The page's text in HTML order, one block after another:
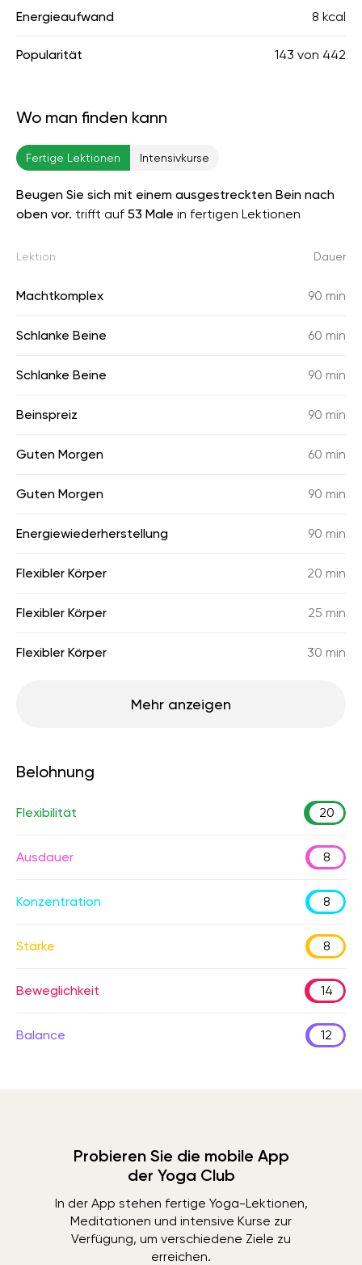
Energieaufwand 8 kcal
Popularität 143 von 442
Wo man finden kann
Fertige Lektionen Intensivkurse
Beugen Sie sich mit einem ausgestreckten Bein nach
oben vor. trifft auf 53 Male in fertigen Lektionen
Lektion Dauer
Machtkomplex 90 min
Schlanke Beine 60 min
Schlanke Beine 90 min
Beinspreiz 90 min
Guten Morgen 60 min
Guten Morgen 90 min
Energiewiederherstellung 90 min
Flexibler Körper 20 min
Flexibler Körper 25 min
Flexibler Körper 30 min
Mehr anzeigen
Belohnung
Flexibilität 20
Ausdauer 8
Konzentration 8
Stärke 8
Beweglichkeit 14
Balance 12
Probieren Sie die mobile App
der Yoga Club
In der App stehen fertige Yoga-Lektionen,
Meditationen und intensive Kurse zur
Verfügung, um verschiedene Ziele zu
erreichen.